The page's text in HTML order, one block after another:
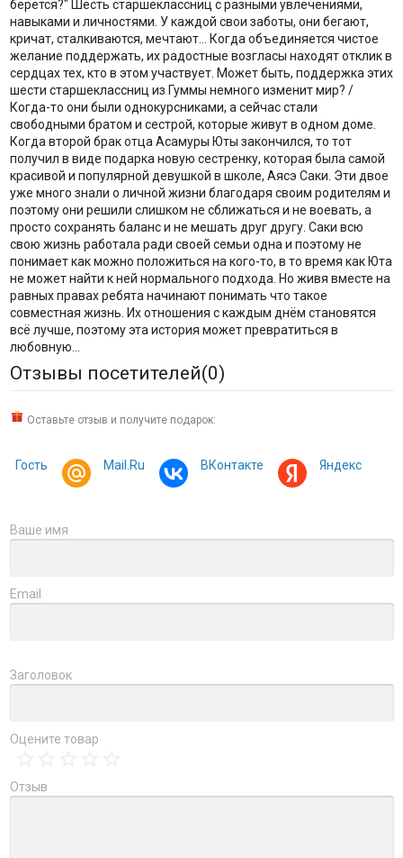
берется?" Шесть старшеклассниц с разными увлечениями,
навыками и личностями. У каждой свои заботы, они бегают,
кричат, сталкиваются, мечтают... Когда объединяется чистое
желание поддержать, их радостные возгласы находят отклик в
сердцах тех, кто в этом участвует. Может быть, поддержка этих
шести старшеклассниц из Гуммы немного изменит мир? /
Когда-то они были однокурсниками, а сейчас стали
свободными братом и сестрой, которые живут в одном доме.
Когда второй брак отца Асамуры Юты закончился, то тот
получил в виде подарка новую сестренку, которая была самой
красивой и популярной девушкой в школе, Аясэ Саки. Эти двое
уже много знали о личной жизни благодаря своим родителям и
поэтому они решили слишком не сближаться и не воевать, а
просто сохранять баланс и не мешать друг другу. Саки всю
свою жизнь работала ради своей семьи одна и поэтому не
понимает как можно положиться на кого-то, в то время как Юта
не может найти к ней нормального подхода. Но живя вместе на
равных правах ребята начинают понимать что такое
совместная жизнь. Их отношения с каждым днём становятся
всё лучше, поэтому эта история может превратиться в
любовную...
Отзывы посетителей(0)
Оставьте отзыв и получите подарок:
Гость Mail.Ru ВКонтакте Яндекс
Ваше имя
Email
Заголовок
Оцените товар
Отзыв